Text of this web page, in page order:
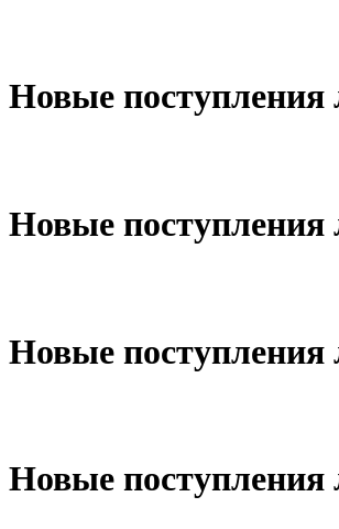
Новые поступления
Новые поступления
Новые поступления
Новые поступления